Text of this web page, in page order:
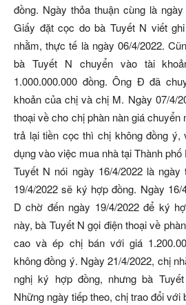
đồng. Ngày thỏa thuận cùng là
Giấy đặt cọc do bà Tuyết N viết
nhằm, thực tế là ngày 06/4/2022.
bà Tuyết N chuyển vào tài
1.000.000.000 đồng. Ông Đ đã
khoản của chị và chị M. Ngày 07/4/
thoại về cho chị phàn nàn giá
trả lại tiền cọc thì chị không đồng
dụng vào việc mua nhà tại Thành
Tuyết N nói ngày 16/4/2022 là
19/4/2022 sẽ ký hợp đồng. Ngày
D chờ đến ngày 19/4/2022 để ký
này, bà Tuyết N gọi điện thoại về
cao và ép chị bán với giá
không đồng ý. Ngày 21/4/2022, chị
nghị ký hợp đồng, nhưng bà
Những ngày tiếp theo, chị trao đổi với